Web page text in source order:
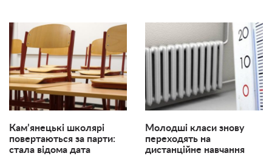
Кам’янецькі школярі
повертаються за парти:
стала відома дата
Молодші класи знову
переходять на
дистанційне навчання